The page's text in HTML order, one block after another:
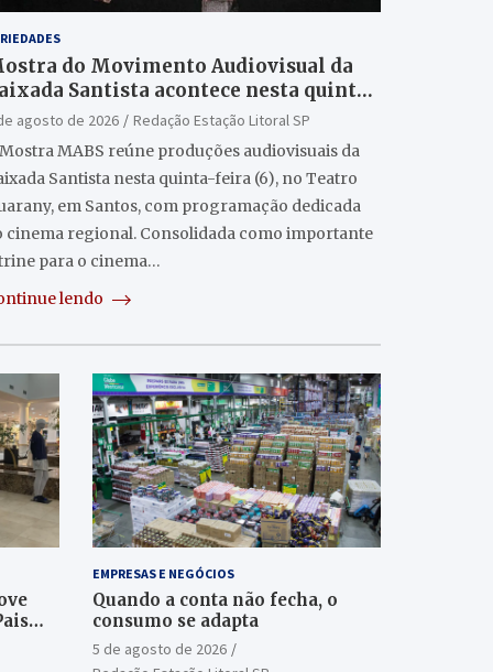
do Movimento Audiovisual da
Santista acontece nesta quinta
8) no Teatro Guarany
agosto de 2026
Redação Estação Litoral SP
MABS reúne produções audiovisuais da
Santista nesta quinta-feira (6), no Teatro
em Santos, com programação dedicada
cinema regional. Consolidada como importante
para o cinema…
lendo
EMPRESAS E NEGÓCIOS
Quando a conta não fecha, o
consumo se adapta
5 de agosto de 2026